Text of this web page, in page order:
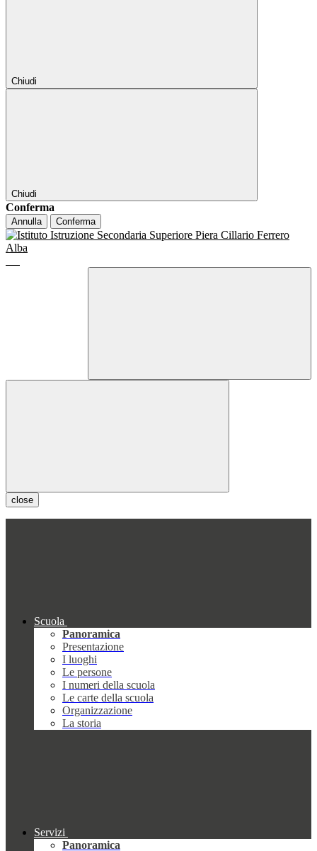
Chiudi
Chiudi
Conferma
Annulla Conferma
close
Scuola
Panoramica
Presentazione
I luoghi
Le persone
I numeri della scuola
Le carte della scuola
Organizzazione
La storia
Servizi
Panoramica